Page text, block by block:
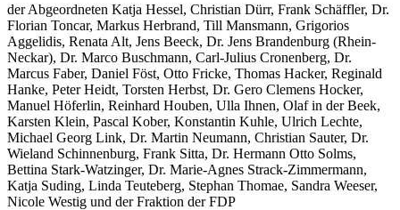
der Abgeordneten Katja Hessel, Christian Dürr, Frank Schäffler, Dr.
Florian Toncar, Markus Herbrand, Till Mansmann, Grigorios
Aggelidis, Renata Alt, Jens Beeck, Dr. Jens Brandenburg (Rhein-
Neckar), Dr. Marco Buschmann, Carl-Julius Cronenberg, Dr.
Marcus Faber, Daniel Föst, Otto Fricke, Thomas Hacker, Reginald
Hanke, Peter Heidt, Torsten Herbst, Dr. Gero Clemens Hocker,
Manuel Höferlin, Reinhard Houben, Ulla Ihnen, Olaf in der Beek,
Karsten Klein, Pascal Kober, Konstantin Kuhle, Ulrich Lechte,
Michael Georg Link, Dr. Martin Neumann, Christian Sauter, Dr.
Wieland Schinnenburg, Frank Sitta, Dr. Hermann Otto Solms,
Bettina Stark-Watzinger, Dr. Marie-Agnes Strack-Zimmermann,
Katja Suding, Linda Teuteberg, Stephan Thomae, Sandra Weeser,
Nicole Westig und der Fraktion der FDP